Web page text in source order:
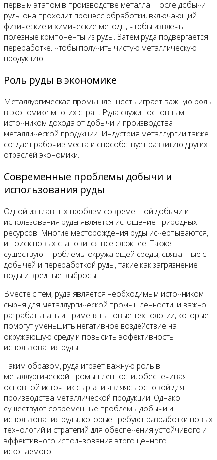
первым этапом в производстве металла. После добычи
руды она проходит процесс обработки, включающий
физические и химические методы, чтобы извлечь
полезные компоненты из руды. Затем руда подвергается
переработке, чтобы получить чистую металлическую
продукцию.
Роль руды в экономике
Металлургическая промышленность играет важную роль
в экономике многих стран. Руда служит основным
источником дохода от добычи и производства
металлической продукции. Индустрия металлургии также
создает рабочие места и способствует развитию других
отраслей экономики.
Современные проблемы добычи и
использования руды
Одной из главных проблем современной добычи и
использования руды является истощение природных
ресурсов. Многие месторождения руды исчерпываются,
и поиск новых становится все сложнее. Также
существуют проблемы окружающей среды, связанные с
добычей и переработкой руды, такие как загрязнение
воды и вредные выбросы.
Вместе с тем, руда является необходимым источником
сырья для металлургической промышленности, и важно
разрабатывать и применять новые технологии, которые
помогут уменьшить негативное воздействие на
окружающую среду и повысить эффективность
использования руды.
Таким образом, руда играет важную роль в
металлургической промышленности, обеспечивая
основной источник сырья и являясь основой для
производства металлической продукции. Однако
существуют современные проблемы добычи и
использования руды, которые требуют разработки новых
технологий и стратегий для обеспечения устойчивого и
эффективного использования этого ценного
ископаемого.